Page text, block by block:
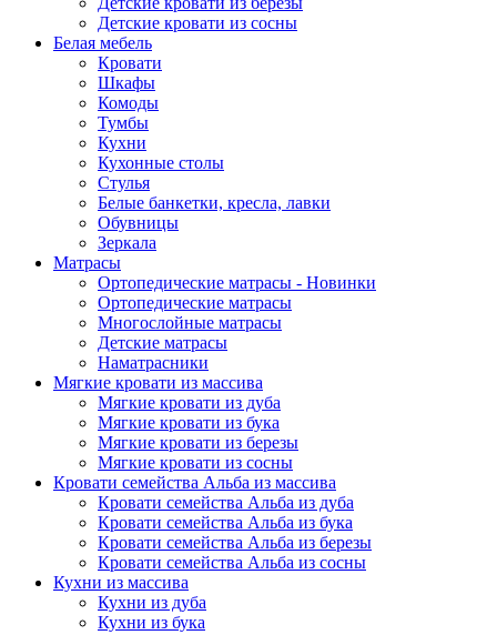
Детские кровати из сосны
Белая мебель
Кровати
Шкафы
Комоды
Тумбы
Кухни
Кухонные столы
Стулья
Белые банкетки, кресла, лавки
Обувницы
Зеркала
Матрасы
Ортопедические матрасы - Новинки
Ортопедические матрасы
Многослойные матрасы
Детские матрасы
Наматрасники
Мягкие кровати из массива
Мягкие кровати из дуба
Мягкие кровати из бука
Мягкие кровати из березы
Мягкие кровати из сосны
Кровати семейства Альба из массива
Кровати семейства Альба из дуба
Кровати семейства Альба из бука
Кровати семейства Альба из березы
Кровати семейства Альба из сосны
Кухни из массива
Кухни из дуба
Кухни из бука